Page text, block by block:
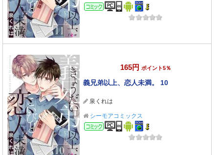
コミック
165円 ポイント5％
義兄弟以上、恋人未満。 10
泉くれは
シーモアコミックス
コミック